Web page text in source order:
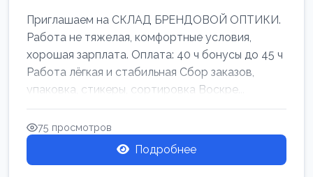
Приглашаем на СКЛАД БРЕНДОВОЙ ОПТИКИ.
Работа не тяжелая, комфортные условия,
хорошая зарплата. Оплата: 40 ч бонусы до 45 ч
Работа лёгкая и стабильная Сбор заказов,
упаковка, стикеры, сортировка Воскре...
75 просмотров
Подробнее